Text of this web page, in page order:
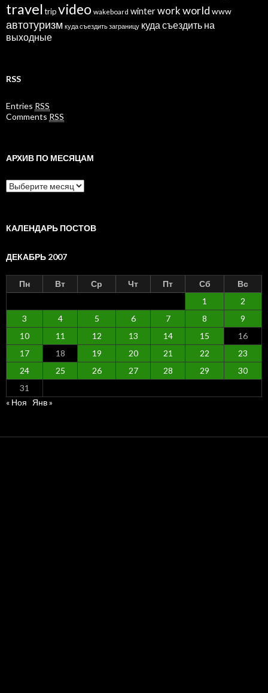
travel tripvideo wakeboard winterwork world www
автотуризм куда съездить заграницу куда съездить на
выходные
RSS
Entries RSS
Comments RSS
АРХИВ ПО МЕСЯЦАМ
Архив
по
КАЛЕНДАРЬ ПОСТОВ
ДЕКАБРЬ 2007
Пн Вт Ср Чт Пт Сб
Вс
1
2
3
4 5 6 7 8
9
10
11 12 13 14 15
16
17
18 19 20 21 22
23
24
25 26 27 28 29
30
31
« Ноя
Янв »